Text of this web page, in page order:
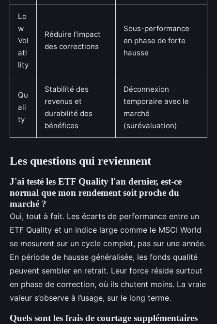
Lo
w
Vol
ati
lity
Réduire l’impact
des corrections
Sous-performance
en phase de forte
hausse
Qu
ali
ty
Stabilité des
revenus et
durabilité des
bénéfices
Déconnexion
temporaire avec le
marché
(surévaluation)
Les questions qui reviennent
J'ai testé les ETF Quality l'an dernier, est-ce
normal que mon rendement soit proche du
marché ?
Oui, tout à fait. Les écarts de performance entre un
ETF Quality et un indice large comme le MSCI World
se mesurent sur un cycle complet, pas sur une année.
En période de hausse généralisée, les fonds qualité
peuvent sembler en retrait. Leur force réside surtout
en phase de correction, où ils chutent moins. La vraie
valeur s’observe à l’usage, sur le long terme.
Quels sont les frais de courtage supplémentaires